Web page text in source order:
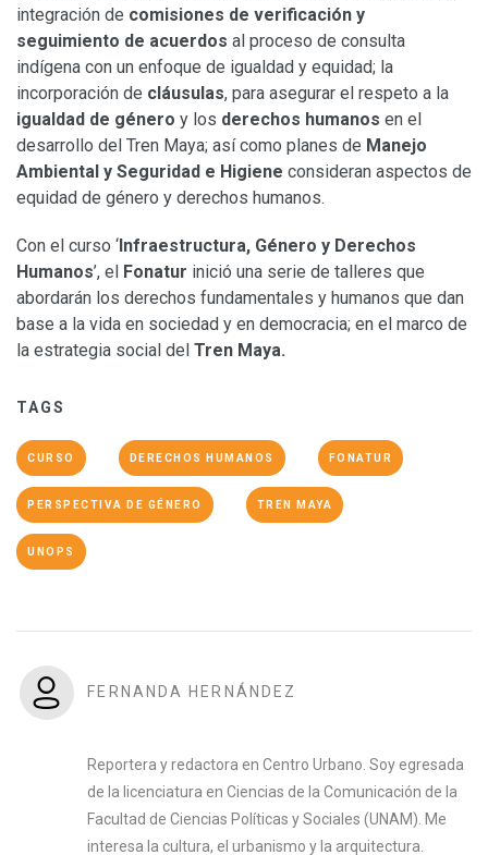
integración de comisiones de verificación y
seguimiento de acuerdos al proceso de consulta
indígena con un enfoque de igualdad y equidad; la
incorporación de cláusulas, para asegurar el respeto a la
igualdad de género y los derechos humanos en el
desarrollo del Tren Maya; así como planes de Manejo
Ambiental y Seguridad e Higiene consideran aspectos de
equidad de género y derechos humanos.
Con el curso ‘Infraestructura, Género y Derechos
Humanos’, el Fonatur inició una serie de talleres que
abordarán los derechos fundamentales y humanos que dan
base a la vida en sociedad y en democracia; en el marco de
la estrategia social del Tren Maya.
TAGS
CURSO DERECHOS HUMANOS FONATUR
PERSPECTIVA DE GÉNERO TREN MAYA
UNOPS
FERNANDA HERNÁNDEZ
Reportera y redactora en Centro Urbano. Soy egresada
de la licenciatura en Ciencias de la Comunicación de la
Facultad de Ciencias Políticas y Sociales (UNAM). Me
interesa la cultura, el urbanismo y la arquitectura.